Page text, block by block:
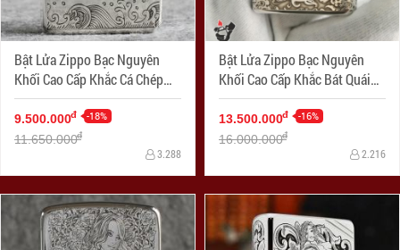
Bật Lửa Zippo Bạc Nguyên
Khối Cao Cấp Khắc Cá Chép
Hóa Rồng Bản 1941
9.500.000đ -18%
11.650.000đ
3.288
Bật Lửa Zippo Bạc Nguyên
Khối Cao Cấp Khắc Bát Quái
Âm Dương Armor
13.500.000đ -16%
16.000.000đ
2.216